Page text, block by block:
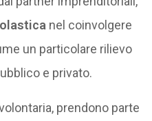
nel coinvolgere
un particolare rilievo
e privato.
prendono parte